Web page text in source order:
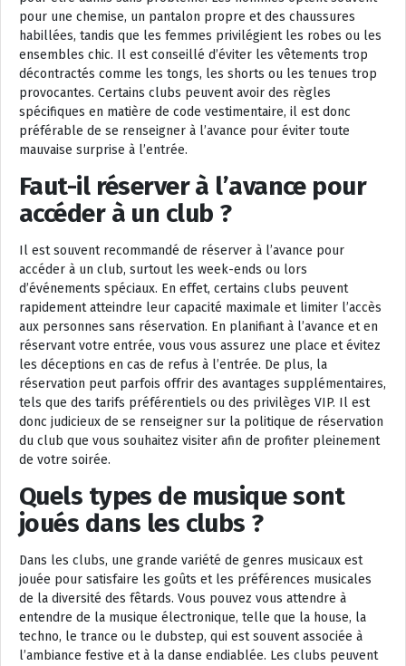
pour une chemise, un pantalon propre et des chaussures
habillées, tandis que les femmes privilégient les robes ou les
ensembles chic. Il est conseillé d’éviter les vêtements trop
décontractés comme les tongs, les shorts ou les tenues trop
provocantes. Certains clubs peuvent avoir des règles
spécifiques en matière de code vestimentaire, il est donc
préférable de se renseigner à l’avance pour éviter toute
mauvaise surprise à l’entrée.
Faut-il réserver à l’avance pour
accéder à un club ?
Il est souvent recommandé de réserver à l’avance pour
accéder à un club, surtout les week-ends ou lors
d’événements spéciaux. En effet, certains clubs peuvent
rapidement atteindre leur capacité maximale et limiter l’accès
aux personnes sans réservation. En planifiant à l’avance et en
réservant votre entrée, vous vous assurez une place et évitez
les déceptions en cas de refus à l’entrée. De plus, la
réservation peut parfois offrir des avantages supplémentaires,
tels que des tarifs préférentiels ou des privilèges VIP. Il est
donc judicieux de se renseigner sur la politique de réservation
du club que vous souhaitez visiter afin de profiter pleinement
de votre soirée.
Quels types de musique sont
joués dans les clubs ?
Dans les clubs, une grande variété de genres musicaux est
jouée pour satisfaire les goûts et les préférences musicales
de la diversité des fêtards. Vous pouvez vous attendre à
entendre de la musique électronique, telle que la house, la
techno, le trance ou le dubstep, qui est souvent associée à
l’ambiance festive et à la danse endiablée. Les clubs peuvent